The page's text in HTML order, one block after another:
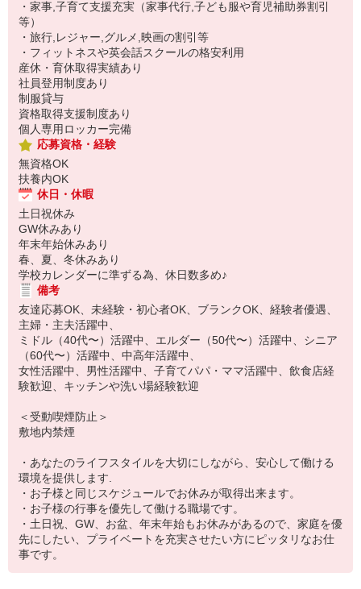
・家事,子育て支援充実（家事代行,子ども服や育児補助券割引
等）
・旅行,レジャー,グルメ,映画の割引等
・フィットネスや英会話スクールの格安利用
産休・育休取得実績あり
社員登用制度あり
制服貸与
資格取得支援制度あり
個人専用ロッカー完備
応募資格・経験
無資格OK
扶養内OK
休日・休暇
土日祝休み
GW休みあり
年末年始休みあり
春、夏、冬休みあり
学校カレンダーに準ずる為、休日数多め♪
備考
友達応募OK、未経験・初心者OK、ブランクOK、経験者優遇、
主婦・主夫活躍中、
ミドル（40代〜）活躍中、エルダー（50代〜）活躍中、シニア
（60代〜）活躍中、中高年活躍中、
女性活躍中、男性活躍中、子育てパパ・ママ活躍中、飲食店経
験歓迎、キッチンや洗い場経験歓迎
＜受動喫煙防止＞
敷地内禁煙
・あなたのライフスタイルを大切にしながら、安心して働ける
環境を提供します.
・お子様と同じスケジュールでお休みが取得出来ます。
・お子様の行事を優先して働ける職場です。
・土日祝、GW、お盆、年末年始もお休みがあるので、家庭を優
先にしたい、プライベートを充実させたい方にピッタリなお仕
事です。